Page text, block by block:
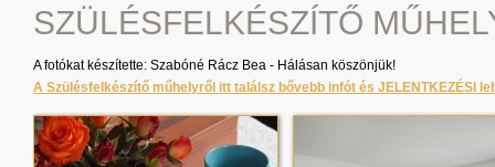
SZÜLÉSFELKÉSZÍTŐ
A fotókat készítette: Szabóné Rácz Bea - Hálásan köszönjük!
A Szülésfelkészítő műhelyről itt találsz bővebb infót és JELENTKEZÉSI